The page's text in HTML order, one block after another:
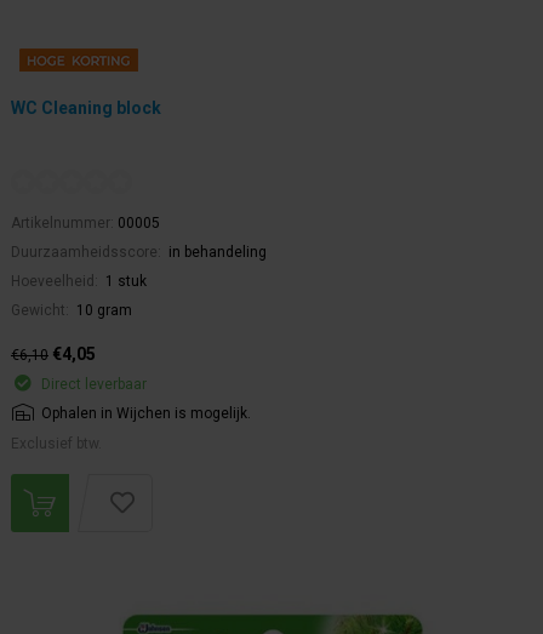
WC Cleaning block
Artikelnummer: 00005
Duurzaamheidsscore:
in behandeling
Hoeveelheid:
1 stuk
Gewicht:
10 gram
€6,10 €4,05
Direct leverbaar
Ophalen in Wijchen is mogelijk.
Exclusief btw.